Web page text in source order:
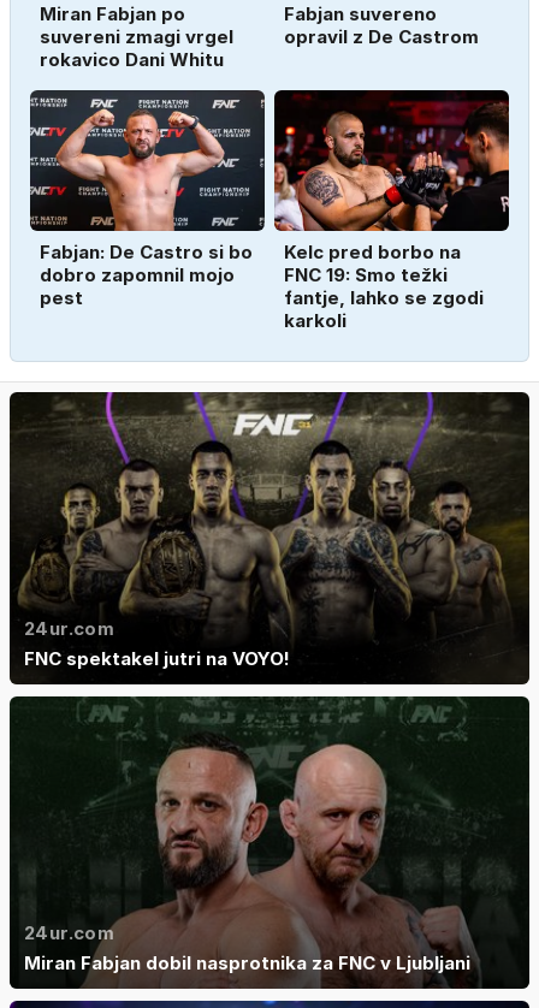
Miran Fabjan po
suvereni zmagi vrgel
rokavico Dani Whitu
Fabjan suvereno
opravil z De Castrom
Fabjan: De Castro si bo
dobro zapomnil mojo
pest
Kelc pred borbo na
FNC 19: Smo težki
fantje, lahko se zgodi
karkoli
24ur.com
FNC spektakel jutri na VOYO!
24ur.com
Miran Fabjan dobil nasprotnika za FNC v Ljubljani